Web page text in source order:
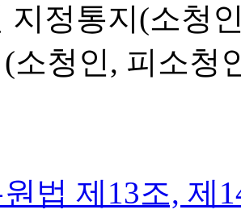
지정통지(소청
소청인, 피소청
법 제13조, 제